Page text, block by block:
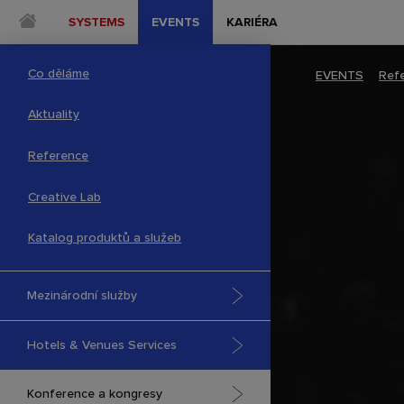
SYSTEMS EVENTS
Co děláme
Aktuality
Reference
Creative Lab
Katalog produktů a služeb
Mezinárodní služby
Hotels & Venues Services
Konference a kongresy
KARIÉRA
EVENTS